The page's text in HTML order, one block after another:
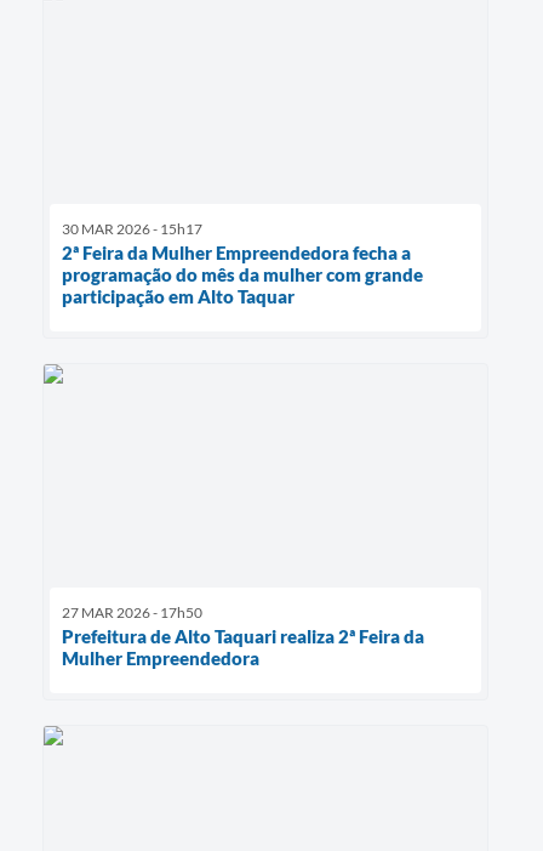
30 MAR 2026 - 15h17
2ª Feira da Mulher Empreendedora fecha a
programação do mês da mulher com grande
participação em Alto Taquar
27 MAR 2026 - 17h50
Prefeitura de Alto Taquari realiza 2ª Feira da
Mulher Empreendedora